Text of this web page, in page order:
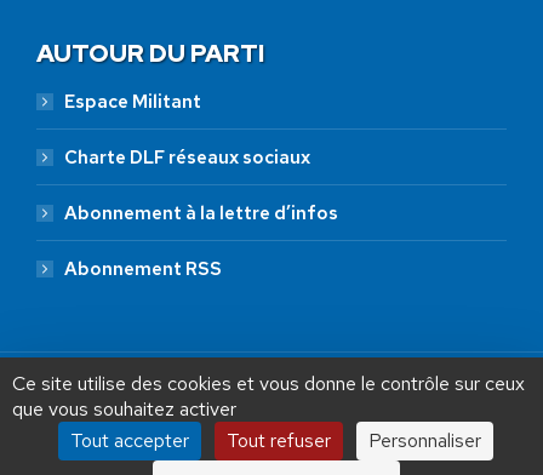
AUTOUR DU PARTI
Espace Militant
Charte DLF réseaux sociaux
Abonnement à la lettre d’infos
Abonnement RSS
Ce site utilise des cookies et vous donne le contrôle sur ceux
que vous souhaitez activer
Tout accepter
Tout refuser Personnaliser